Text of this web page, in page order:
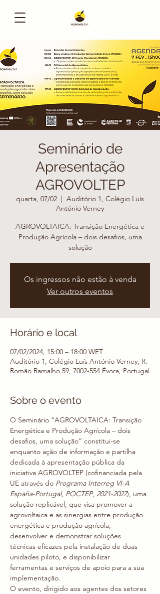
Seminário de
Apresentação
AGROVOLTEP
quarta, 07/02
  |
Auditório 1, Colégio Luís
António Verney
AGROVOLTAICA: Transição Energética e
Produção Agrícola – dois desafios, uma
solução
Os ingressos não estão à venda
Ver outros eventos
Horário e local
07/02/2024, 15:00 – 18:00 WET
Auditório 1, Colégio Luís António Verney, R.
Romão Ramalho 59, 7002-554 Évora, Portugal
Sobre o evento
O Seminário “AGROVOLTAICA: Transição
Energética e Produção Agrícola – dois
desafios, uma solução” constitui-se
enquanto ação de informação e partilha
dedicada à apresentação pública da
iniciativa AGROVOLTEP (cofinanciada pela
UE através do Programa Interreg VI-A
España-Portugal, POCTEP, 2021-2027), uma
solução replicável, que visa promover a
agrovoltaica e as sinergias entre produção
energética e produção agrícola,
desenvolver e demonstrar soluções
técnicas eficazes pela instalação de duas
unidades piloto, e disponibilizar
ferramentas e serviços de apoio para a sua
implementação.
O evento, dirigido aos agentes dos setores